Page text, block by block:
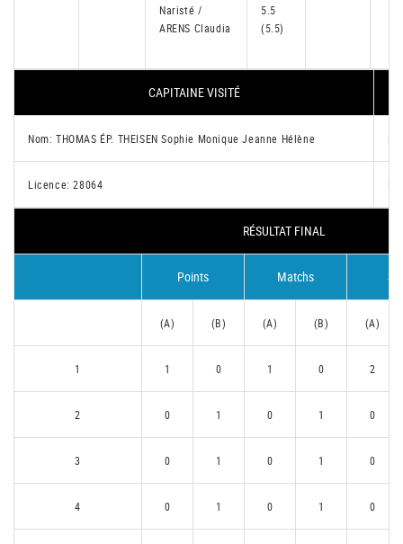
Naristé /
ARENS Claudia
5.5
(5.5)
CAPITAINE VISITÉ
Nom: THOMAS ÉP. THEISEN Sophie Monique Jeanne Hélène
Licence: 28064
RÉSULTAT FINAL
Points Matchs
(A) (B) (A) (B) (A)
1 1 0 1 0 2
2 0 1 0 1 0
3 0 1 0 1 0
4 0 1 0 1 0